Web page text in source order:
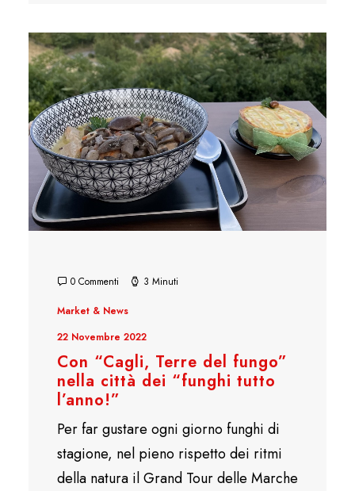
0 Commenti 3 Minuti
Market & News
22 Novembre 2022
Con “Cagli, Terre del fungo”
nella città dei “funghi tutto
l’anno!”
Per far gustare ogni giorno funghi di
stagione, nel pieno rispetto dei ritmi
della natura il Grand Tour delle Marche